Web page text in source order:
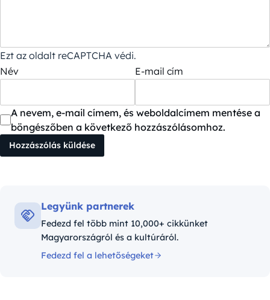
Ezt az oldalt reCAPTCHA védi.
Név
E-mail cím
A nevem, e-mail címem, és weboldalcímem mentése a
böngészőben a következő hozzászólásomhoz.
Legyünk partnerek
Fedezd fel több mint 10,000+ cikkünket
Magyarországról és a kultúráról.
Fedezd fel a lehetőségeket